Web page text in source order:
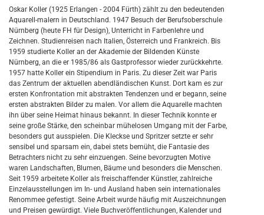
Oskar Koller (1925 Erlangen - 2004 Fürth) zählt zu den bedeutenden
Aquarell-malern in Deutschland. 1947 Besuch der Berufsoberschule
Nürnberg (heute FH für Design), Unterricht in Farbenlehre und
Zeichnen. Studienreisen nach Italien, Österreich und Frankreich. Bis
1959 studierte Koller an der Akademie der Bildenden Künste
Nürnberg, an die er 1985/86 als Gastprofessor wieder zurückkehrte.
1957 hatte Koller ein Stipendium in Paris. Zu dieser Zeit war Paris
das Zentrum der aktuellen abendländischen Kunst. Dort kam es zur
ersten Konfrontation mit abstrakten Tendenzen und er begann, seine
ersten abstrakten Bilder zu malen. Vor allem die Aquarelle machten
ihn über seine Heimat hinaus bekannt. In dieser Technik konnte er
seine große Stärke, den scheinbar mühelosen Umgang mit der Farbe,
besonders gut ausspielen. Die Kleckse und Spritzer setzte er sehr
sensibel und sparsam ein, dabei stets bemüht, die Fantasie des
Betrachters nicht zu sehr einzuengen. Seine bevorzugten Motive
waren Landschaften, Blumen, Bäume und besonders die Menschen.
Seit 1959 arbeitete Koller als freischaffender Künstler, zahlreiche
Einzelausstellungen im In- und Ausland haben sein internationales
Renommee gefestigt. Seine Arbeit wurde häufig mit Auszeichnungen
und Preisen gewürdigt. Viele Buchveröffentlichungen, Kalender und